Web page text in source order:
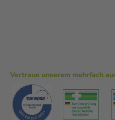
Vertraue unserem mehrfach